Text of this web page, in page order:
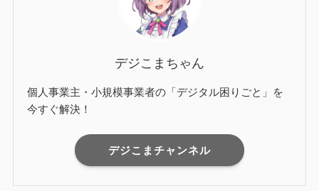
デジこまちゃん
個人事業主・小規模事業者の「デジタル困りごと」を
今すぐ解決！
デジこまチャンネル